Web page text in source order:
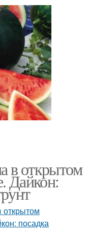
в открытом
Дайкон: